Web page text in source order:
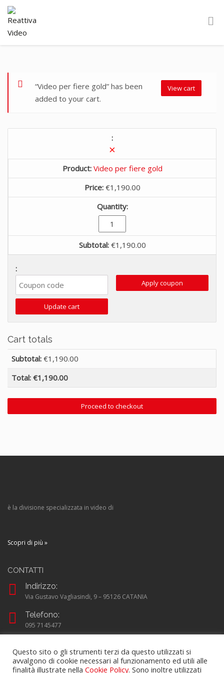
View cart
“Video per fiere gold” has been
added to your cart.
×
Video per fiere gold
€1,190.00
Video
per
fiere
gold
€1,190.00
Apply coupon
Update cart
Cart totals
€1,190.00
€1,190.00
Proceed to checkout
è la divisione specializzata in video di
Scopri di più »
CONTATTI
Indirizzo:
Via Gustavo Vagliasindi, 9 – 95126 CATANIA
Telefono:
095 7145477
info@reattiva.com
Questo sito o gli strumenti terzi da questo utilizzati si
avvalgono di cookie necessari al funzionamento ed utili alle
finalità illustrate nella Cookie Policy. Sono inoltre utilizzati